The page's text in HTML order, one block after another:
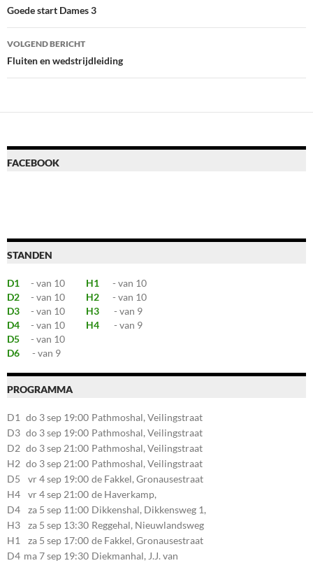
navigatie
Goede start Dames 3
VOLGEND BERICHT
Fluiten en wedstrijdleiding
FACEBOOK
STANDEN
D1 - van 10 H1
- van 10
D2
- van 10 H2
- van 10
D3
- van 10 H3
- van 9
D4
- van 10 H4
- van 9
D5
- van 10
D6
- van 9
PROGRAMMA
D1 do 3 sep 19:00 Pathmoshal, Veilingstraat
20, 7545LZ Enschede
D3 do 3 sep 19:00 Pathmoshal, Veilingstraat
20, 7545LZ Enschede
D2 do 3 sep 21:00 Pathmoshal, Veilingstraat
20, 7545LZ Enschede
H2 do 3 sep 21:00 Pathmoshal, Veilingstraat
20, 7545LZ Enschede
D5 vr 4 sep 19:00 de Fakkel, Gronausestraat
107, 7581CE Losser
H4 vr 4 sep 21:00 de Haverkamp,
Stationsstraat 30, 7475AM
Markelo
D4 za 5 sep 11:00 Dikkenshal, Dikkensweg 1,
7641CC Wierden
H3 za 5 sep 13:30 Reggehal, Nieuwlandsweg
1, 7461VP Rijssen
H1 za 5 sep 17:00 de Fakkel, Gronausestraat
107, 7581CE Losser
D4 ma 7 sep 19:30 Diekmanhal, J.J. van